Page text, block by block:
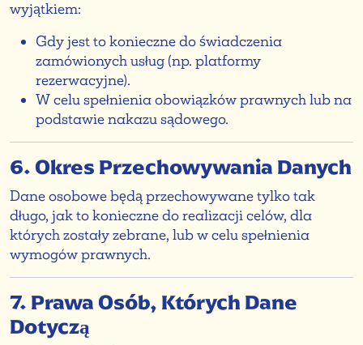
wyjątkiem:
Gdy jest to konieczne do świadczenia
zamówionych usług (np. platformy
rezerwacyjne).
W celu spełnienia obowiązków prawnych lub na
podstawie nakazu sądowego.
6. Okres Przechowywania Danych
Dane osobowe będą przechowywane tylko tak
długo, jak to konieczne do realizacji celów, dla
których zostały zebrane, lub w celu spełnienia
wymogów prawnych.
7. Prawa Osób, Których Dane
Dotyczą